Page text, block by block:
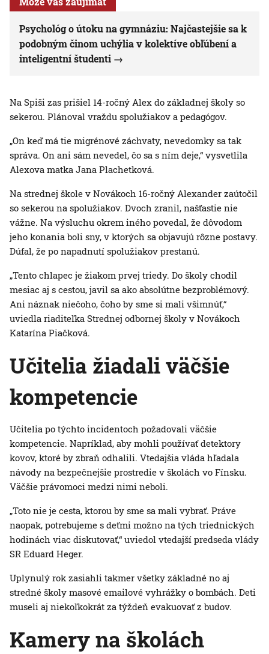
Psychológ o útoku na gymnáziu: Najčastejšie sa k
podobným činom uchýlia v kolektíve obľúbení a
inteligentní študenti
Na Spiši zas prišiel 14-ročný Alex do základnej školy so
sekerou. Plánoval vraždu spolužiakov a pedagógov.
„On keď má tie migrénové záchvaty, nevedomky sa tak
správa. On ani sám nevedel, čo sa s ním deje,“ vysvetlila
Alexova matka Jana Plachetková.
Na strednej škole v Novákoch 16-ročný Alexander zaútočil
so sekerou na spolužiakov. Dvoch zranil, našťastie nie
vážne. Na výsluchu okrem iného povedal, že dôvodom
jeho konania boli sny, v ktorých sa objavujú rôzne postavy.
Dúfal, že po napadnutí spolužiakov prestanú.
„Tento chlapec je žiakom prvej triedy. Do školy chodil
mesiac aj s cestou, javil sa ako absolútne bezproblémový.
Ani náznak niečoho, čoho by sme si mali všimnúť,“
uviedla riaditeľka Strednej odbornej školy v Novákoch
Katarína Piačková.
Učitelia žiadali väčšie
kompetencie
Učitelia po týchto incidentoch požadovali väčšie
kompetencie. Napríklad, aby mohli používať detektory
kovov, ktoré by zbraň odhalili. Vtedajšia vláda hľadala
návody na bezpečnejšie prostredie v školách vo Fínsku.
Väčšie právomoci medzi nimi neboli.
„Toto nie je cesta, ktorou by sme sa mali vybrať. Práve
naopak, potrebujeme s deťmi možno na tých triednických
hodinách viac diskutovať,“ uviedol vtedajší predseda vlády
SR Eduard Heger.
Uplynulý rok zasiahli takmer všetky základné no aj
stredné školy masové emailové vyhrážky o bombách. Deti
museli aj niekoľkokrát za týždeň evakuovať z budov.
Kamery na školách